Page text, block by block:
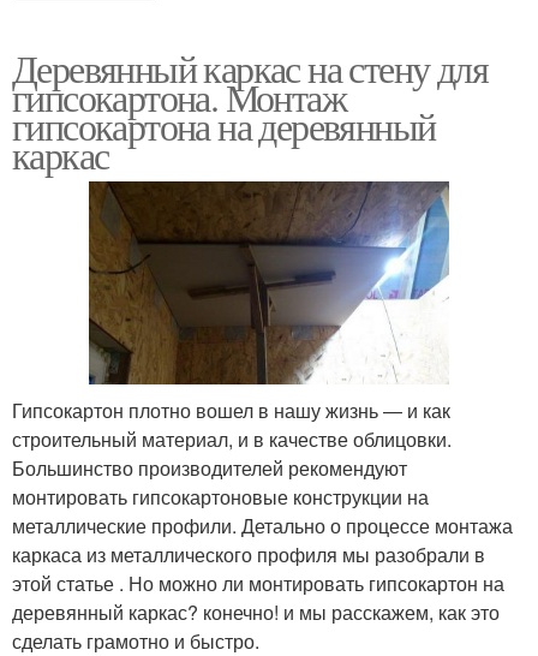
Деревянный каркас на стену для
гипсокартона. Монтаж
гипсокартона на деревянный
каркас
Гипсокартон плотно вошел в нашу жизнь — и как
строительный материал, и в качестве облицовки.
Большинство производителей рекомендуют
монтировать гипсокартоновые конструкции на
металлические профили. Детально о процессе монтажа
каркаса из металлического профиля мы разобрали в
этой статье . Но можно ли монтировать гипсокартон на
деревянный каркас? конечно! и мы расскажем, как это
сделать грамотно и быстро.